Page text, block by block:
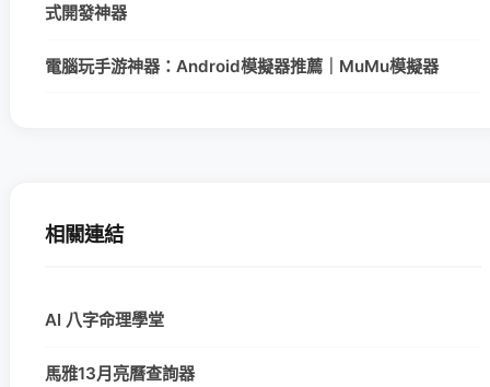
式開發神器
電腦玩手游神器：Android模擬器推薦｜MuMu模擬器
相關連結
AI 八字命理學堂
馬雅13月亮曆查詢器